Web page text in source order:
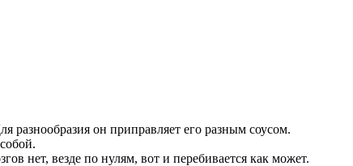
разнообразия он приправляет его разным соусом.
нет, везде по нулям, вот и перебивается как может.